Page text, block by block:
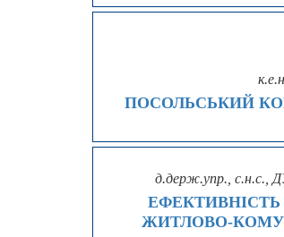
ПОСОЛЬСЬКИЙ
д.держ.упр., с.н.с.,
ЖИТЛOВO-